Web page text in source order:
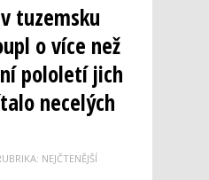
tuzemsku
o více než
pololetí jich
necelých
NEJČTENĚJŠÍ